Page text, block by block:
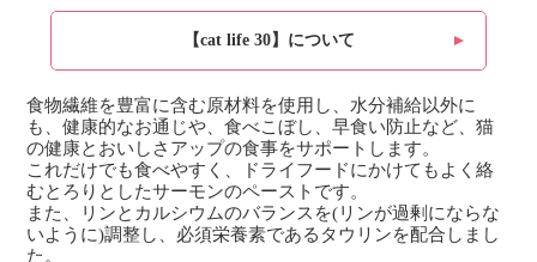
【cat life 30】について
食物繊維を豊富に含む原材料を使用し、水分補給以外に
も、健康的なお通じや、食べこぼし、早食い防止など、猫
の健康とおいしさアップの食事をサポートします。
これだけでも食べやすく、ドライフードにかけてもよく絡
むとろりとしたサーモンのペーストです。
また、リンとカルシウムのバランスを(リンが過剰にならな
いように)調整し、必須栄養素であるタウリンを配合しまし
た。